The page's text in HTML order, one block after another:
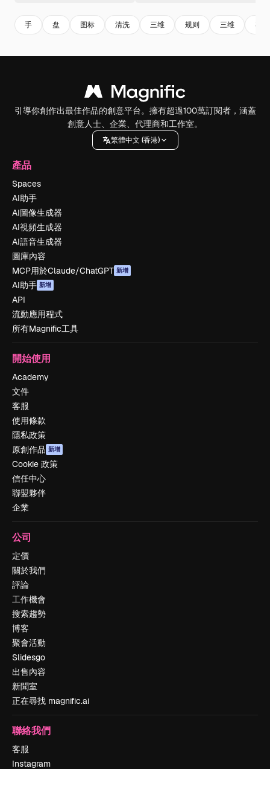
手 盘 图标 清洗 三维 规则 三维 3d
引導你創作出最佳作品的創意平台。擁有超過100萬訂閱者，涵蓋
創意人士、企業、代理商和工作室。
繁體中文 (香港)
產品
Spaces
AI助手
AI圖像生成器
AI視頻生成器
AI語音生成器
圖庫內容
MCP用於Claude/ChatGPT 新增
AI助手 新增
API
流動應用程式
所有Magnific工具
開始使用
Academy
文件
客服
使用條款
隱私政策
原創作品 新增
Cookie 政策
信任中心
聯盟夥伴
企業
公司
定價
關於我們
評論
工作機會
搜索趨勢
博客
聚會活動
Slidesgo
出售內容
新聞室
正在尋找 magnific.ai
聯絡我們
客服
Instagram